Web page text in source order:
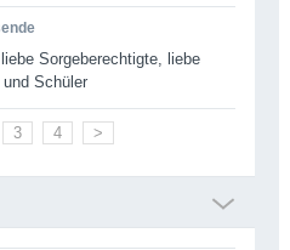
Sorgeberechtigte, liebe
Schüler
3 4 >